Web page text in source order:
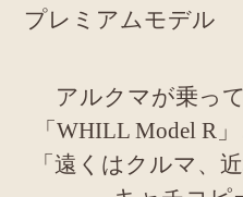
プレミアムモデル
アルクマが乗っ
「WHILL Model R
「遠くはクルマ、